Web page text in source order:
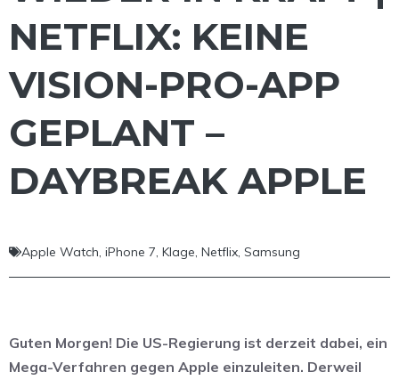
NETFLIX: KEINE
VISION-PRO-APP
GEPLANT –
DAYBREAK APPLE
Apple Watch, iPhone 7, Klage, Netflix, Samsung
Guten Morgen! Die US-Regierung ist derzeit dabei, ein
Mega-Verfahren gegen Apple einzuleiten. Derweil